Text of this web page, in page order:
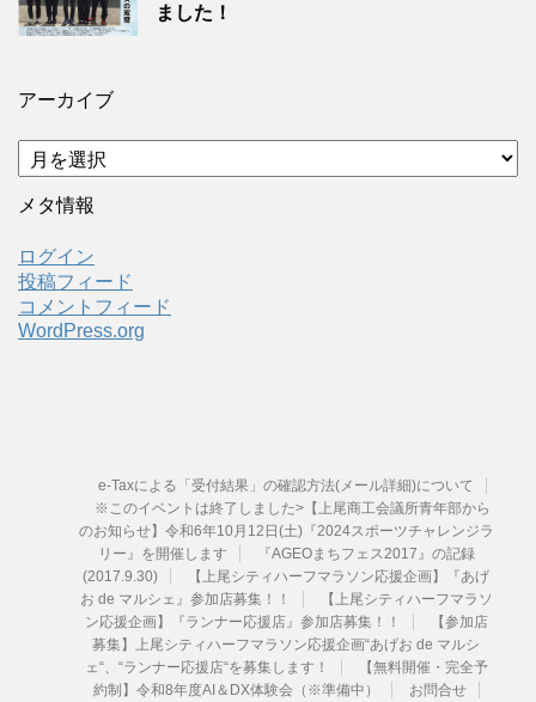
ました！
アーカイブ
ア
ー
カ
ブ
メタ情報
ログイン
投稿フィード
コメントフィード
WordPress.org
e-Taxによる「受付結果」の確認方法(メール詳細)について
※このイベントは終了しました>【上尾商工会議所青年部から
のお知らせ】令和6年10月12日(土)『2024スポーツチャレンジラ
リー』を開催します
『AGEOまちフェス2017』の記録
(2017.9.30)
【上尾シティハーフマラソン応援企画】『あげ
お de マルシェ』参加店募集！！
【上尾シティハーフマラソ
ン応援企画】『ランナー応援店』参加店募集！！
【参加店
募集】上尾シティハーフマラソン応援企画“あげお de マルシ
ェ“、“ランナー応援店“を募集します！
【無料開催・完全予
約制】令和8年度AI＆DX体験会（※準備中）
お問合せ